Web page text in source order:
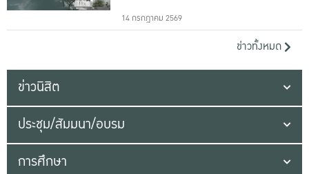
14 กรกฎาคม 2569
ข่าวทั้งหมด
ข่าวนิสิต
ประชุม/สัมมนา/อบรม
การศึกษา